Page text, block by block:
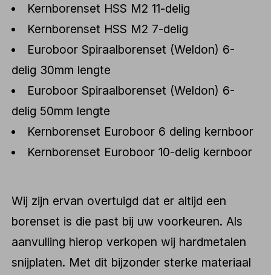
Kernborenset HSS M2 11-delig
Kernborenset HSS M2 7-delig
Euroboor Spiraalborenset (Weldon) 6-
delig 30mm lengte
Euroboor Spiraalborenset (Weldon) 6-
delig 50mm lengte
Kernborenset Euroboor 6 deling kernboor
Kernborenset Euroboor 10-delig kernboor
Wij zijn ervan overtuigd dat er altijd een
borenset is die past bij uw voorkeuren. Als
aanvulling hierop verkopen wij hardmetalen
snijplaten. Met dit bijzonder sterke materiaal